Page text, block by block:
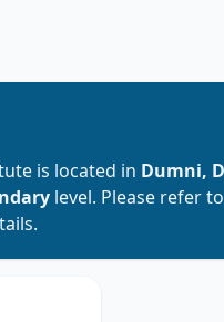
is located in Dumni,
level. Please refer